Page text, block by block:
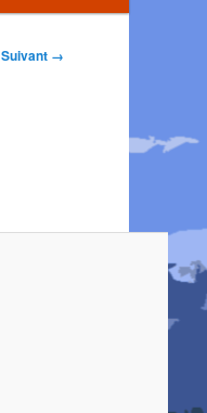
Suivant →